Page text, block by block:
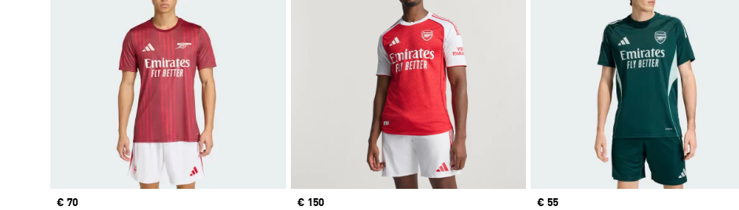
Precio
€ 70
Precio
€ 150
Precio
€ 55